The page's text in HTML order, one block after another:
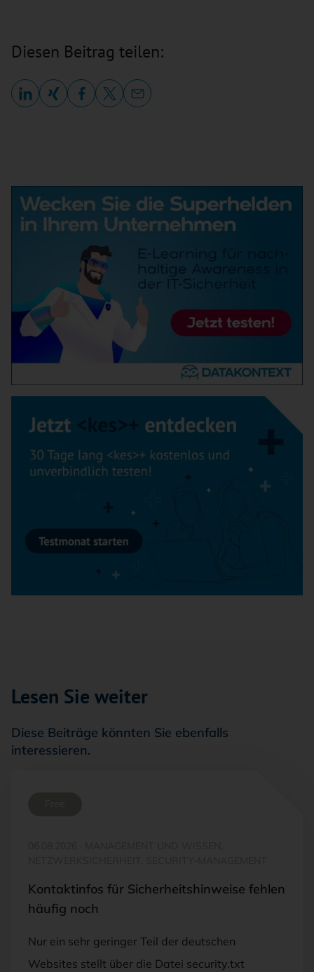
Diesen Beitrag teilen:
Lesen Sie weiter
Diese Beiträge könnten Sie ebenfalls
interessieren.
Kontaktinfos für Sicherheitshinweise fehlen
häufig noch
Nur ein sehr geringer Teil der deutschen
Websites stellt über die Datei security.txt